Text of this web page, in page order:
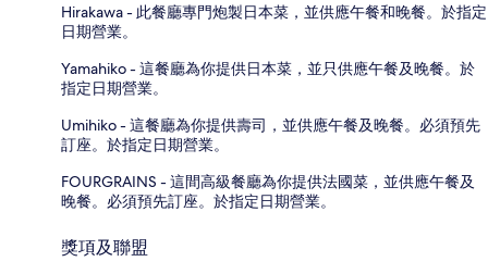
Hirakawa - 此餐廳專門炮製日本菜，並供應午餐和晚餐。於指定
日期營業。
Yamahiko - 這餐廳為你提供日本菜，並只供應午餐及晚餐。於
指定日期營業。
Umihiko - 這餐廳為你提供壽司，並供應午餐及晚餐。必須預先
訂座。於指定日期營業。
FOURGRAINS - 這間高級餐廳為你提供法國菜，並供應午餐及
晚餐。必須預先訂座。於指定日期營業。
獎項及聯盟